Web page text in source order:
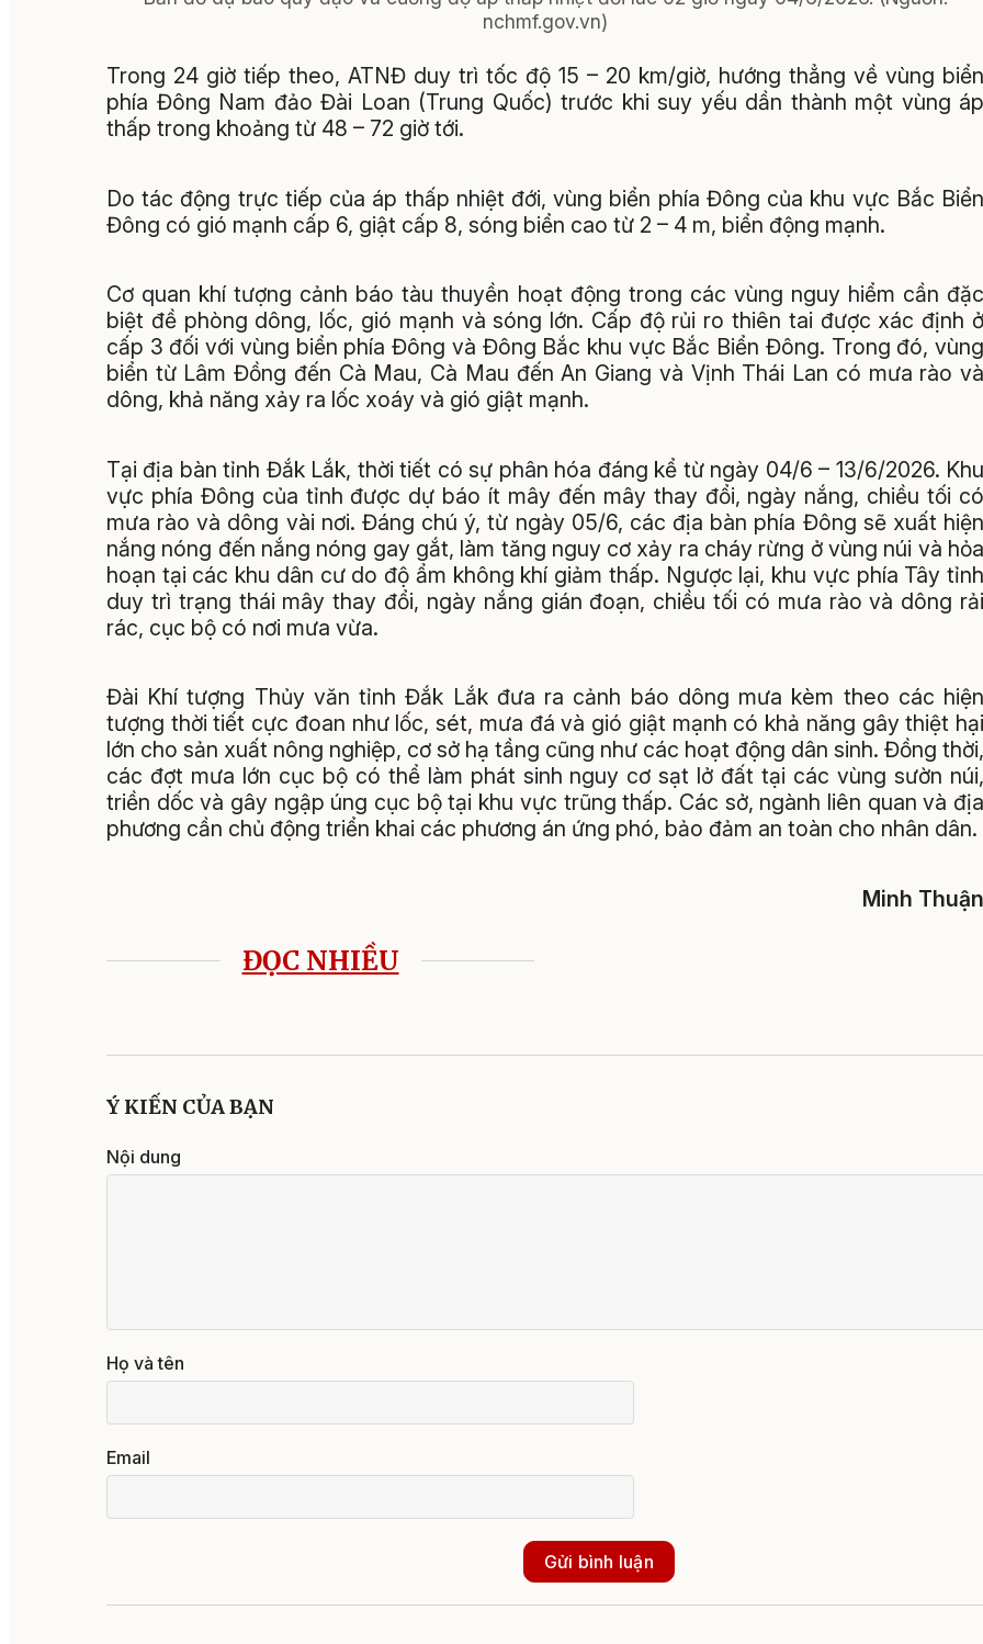
nchmf.gov.vn)
Trong 24 giờ tiếp theo, ATNĐ duy trì tốc độ 15 – 20 km/giờ, hướng thẳng về vùng biển
phía Đông Nam đảo Đài Loan (Trung Quốc) trước khi suy yếu dần thành một vùng áp
thấp trong khoảng từ 48 – 72 giờ tới.
Do tác động trực tiếp của áp thấp nhiệt đới, vùng biển phía Đông của khu vực Bắc Biển
Đông có gió mạnh cấp 6, giật cấp 8, sóng biển cao từ 2 – 4 m, biển động mạnh.
Cơ quan khí tượng cảnh báo tàu thuyền hoạt động trong các vùng nguy hiểm cần đặc
biệt đề phòng dông, lốc, gió mạnh và sóng lớn. Cấp độ rủi ro thiên tai được xác định ở
cấp 3 đối với vùng biển phía Đông và Đông Bắc khu vực Bắc Biển Đông. Trong đó, vùng
biển từ Lâm Đồng đến Cà Mau, Cà Mau đến An Giang và Vịnh Thái Lan có mưa rào và
dông, khả năng xảy ra lốc xoáy và gió giật mạnh.
Tại địa bàn tỉnh Đắk Lắk, thời tiết có sự phân hóa đáng kể từ ngày 04/6 – 13/6/2026. Khu
vực phía Đông của tỉnh được dự báo ít mây đến mây thay đổi, ngày nắng, chiều tối có
mưa rào và dông vài nơi. Đáng chú ý, từ ngày 05/6, các địa bàn phía Đông sẽ xuất hiện
nắng nóng đến nắng nóng gay gắt, làm tăng nguy cơ xảy ra cháy rừng ở vùng núi và hỏa
hoạn tại các khu dân cư do độ ẩm không khí giảm thấp. Ngược lại, khu vực phía Tây tỉnh
duy trì trạng thái mây thay đổi, ngày nắng gián đoạn, chiều tối có mưa rào và dông rải
rác, cục bộ có nơi mưa vừa.
Đài Khí tượng Thủy văn tỉnh Đắk Lắk đưa ra cảnh báo dông mưa kèm theo các hiện
tượng thời tiết cực đoan như lốc, sét, mưa đá và gió giật mạnh có khả năng gây thiệt hại
lớn cho sản xuất nông nghiệp, cơ sở hạ tầng cũng như các hoạt động dân sinh. Đồng thời,
các đợt mưa lớn cục bộ có thể làm phát sinh nguy cơ sạt lở đất tại các vùng sườn núi,
triền dốc và gây ngập úng cục bộ tại khu vực trũng thấp. Các sở, ngành liên quan và địa
phương cần chủ động triển khai các phương án ứng phó, bảo đảm an toàn cho nhân dân.
Minh Thuận
ĐỌC NHIỀU
Ý KIẾN CỦA BẠN
Nội dung
Họ và tên
Email
Gửi bình luận